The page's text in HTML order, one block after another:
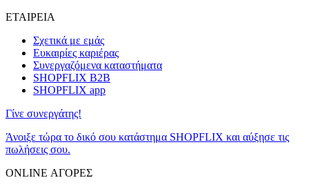
ΕΤΑΙΡΕΙΑ
Σχετικά με εμάς
Ευκαιρίες καριέρας
Συνεργαζόμενα καταστήματα
SHOPFLIX B2B
SHOPFLIX app
Γίνε συνεργάτης!
Άνοιξε τώρα το δικό σου κατάστημα SHOPFLIX και αύξησε τις
πωλήσεις σου.
ONLINE ΑΓΟΡΕΣ